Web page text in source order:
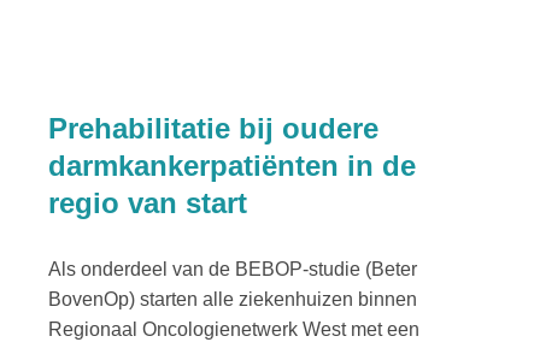
Prehabilitatie bij oudere
darmkankerpatiënten in de
regio van start
Als onderdeel van de BEBOP-studie (Beter
BovenOp) starten alle ziekenhuizen binnen
Regionaal Oncologienetwerk West met een